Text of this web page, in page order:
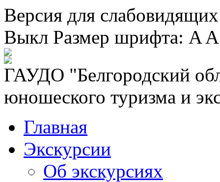
Версия для
Выкл Размер шрифта: A A
ГАУДО "Белгородский
юношеского туризма и
Главная
Экскурсии
Об экскурсиях